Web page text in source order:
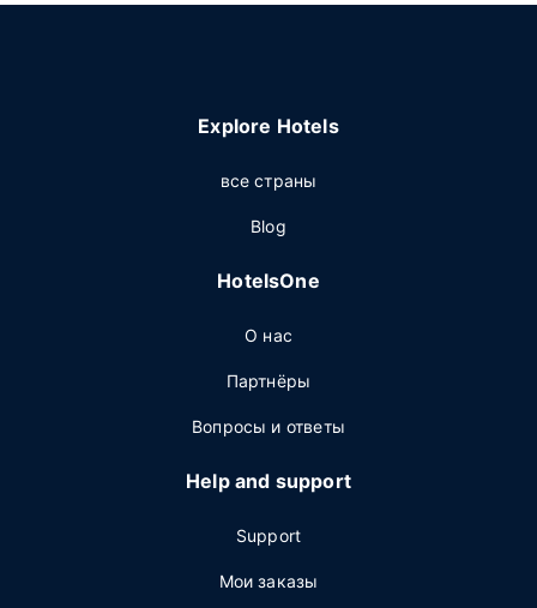
Explore Hotels
все страны
Blog
HotelsOne
О нас
Партнёры
Вопросы и ответы
Help and support
Support
Мои заказы